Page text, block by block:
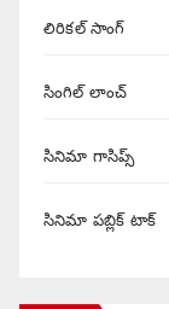
లిరికల్ సాంగ్
సింగిల్ లాంచ్
సినిమా గాసిప్స్
సినిమా పబ్లిక్ టాక్